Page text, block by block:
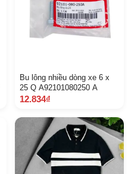
Bu lông nhiều dòng xe 6 x
25 Q A92101080250 A
12.834₫